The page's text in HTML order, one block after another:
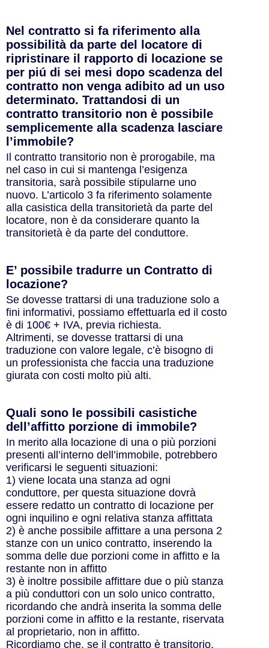
Nel contratto si fa riferimento alla
possibilità da parte del locatore di
ripristinare il rapporto di locazione se
per piú di sei mesi dopo scadenza del
contratto non venga adibito ad un uso
determinato. Trattandosi di un
contratto transitorio non è possibile
semplicemente alla scadenza lasciare
l’immobile?
Il contratto transitorio non è prorogabile, ma
nel caso in cui si mantenga l’esigenza
transitoria, sarà possibile stipularne uno
nuovo. L’articolo 3 fa riferimento solamente
alla casistica della transitorietà da parte del
locatore, non è da considerare quanto la
transitorietà è da parte del conduttore.
E’ possibile tradurre un Contratto di
locazione?
Se dovesse trattarsi di una traduzione solo a
fini informativi, possiamo effettuarla ed il costo
è di 100€ + IVA, previa richiesta.
Altrimenti, se dovesse trattarsi di una
traduzione con valore legale, c’è bisogno di
un professionista che faccia una traduzione
giurata con costi molto più alti.
Quali sono le possibili casistiche
dell’affitto porzione di immobile?
In merito alla locazione di una o più porzioni
presenti all’interno dell’immobile, potrebbero
verificarsi le seguenti situazioni:
1) viene locata una stanza ad ogni
conduttore, per questa situazione dovrà
essere redatto un contratto di locazione per
ogni inquilino e ogni relativa stanza affittata
2) è anche possibile affittare a una persona 2
stanze con un unico contratto, inserendo la
somma delle due porzioni come in affitto e la
restante non in affitto
3) è inoltre possibile affittare due o più stanza
a più conduttori con un solo unico contratto,
ricordando che andrà inserita la somma delle
porzioni come in affitto e la restante, riservata
al proprietario, non in affitto.
Ricordiamo che, se il contratto è transitorio,